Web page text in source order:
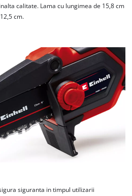
byUsercentrics Consent
Management Platform
calitate. Lama cu lungimea de 15,8 cm
cm.
siguranta in timpul utilizarii